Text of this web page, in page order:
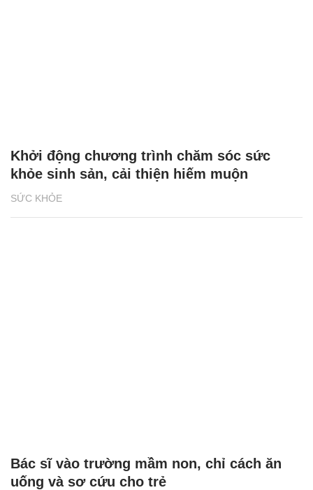
SỨC KHỎE
Khởi động chương trình chăm sóc sức
khỏe sinh sản, cải thiện hiếm muộn
Bác sĩ vào trường mầm non, chỉ cách ăn
uống và sơ cứu cho trẻ